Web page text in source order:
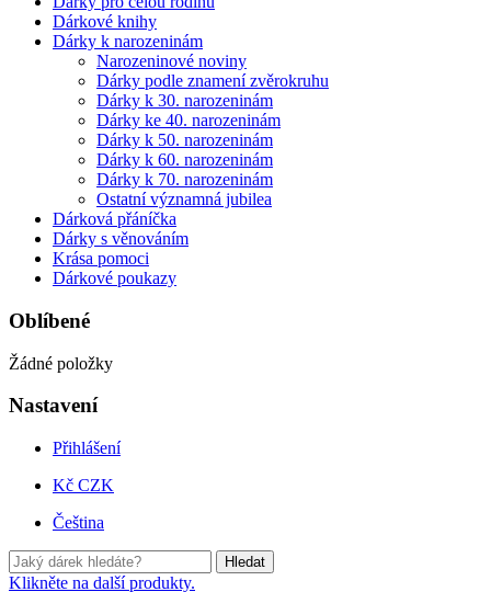
Dárkové knihy
Dárky k narozeninám
Narozeninové noviny
Dárky podle znamení zvěrokruhu
Dárky k 30. narozeninám
Dárky ke 40. narozeninám
Dárky k 50. narozeninám
Dárky k 60. narozeninám
Dárky k 70. narozeninám
Ostatní významná jubilea
Dárková přáníčka
Dárky s věnováním
Krása pomoci
Dárkové poukazy
Oblíbené
Žádné položky
Nastavení
Přihlášení
Kč CZK
Čeština
Hledat
Klikněte na další produkty.